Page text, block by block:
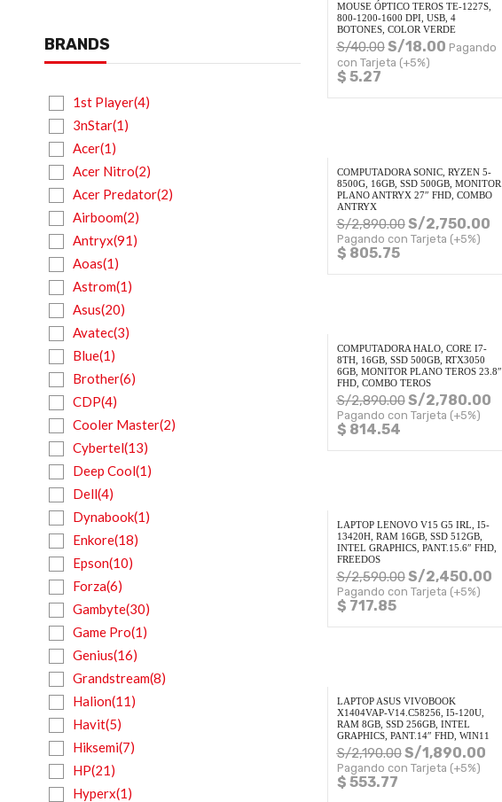
BRANDS
1st Player(4)
3nStar(1)
Acer(1)
Acer Nitro(2)
Acer Predator(2)
Airboom(2)
Antryx(91)
Aoas(1)
Astrom(1)
Asus(20)
Avatec(3)
Blue(1)
Brother(6)
CDP(4)
Cooler Master(2)
Cybertel(13)
Deep Cool(1)
Dell(4)
Dynabook(1)
Enkore(18)
Epson(10)
Forza(6)
Gambyte(30)
Game Pro(1)
Genius(16)
Grandstream(8)
Halion(11)
Havit(5)
Hiksemi(7)
HP(21)
Hyperx(1)
MOUSE ÓPTICO TEROS TE-1227S,
800-1200-1600 DPI, USB, 4
BOTONES, COLOR VERDE
S/40.00S/18.00 Pagando
con Tarjeta (+5%)
$ 5.27
COMPUTADORA SONIC, RYZEN 5-
8500G, 16GB, SSD 500GB, MONITOR
PLANO ANTRYX 27″ FHD, COMBO
ANTRYX
S/2,890.00S/2,750.00
Pagando con Tarjeta (+5%)
$ 805.75
COMPUTADORA HALO, CORE I7-
8TH, 16GB, SSD 500GB, RTX3050
6GB, MONITOR PLANO TEROS 23.8″
FHD, COMBO TEROS
S/2,890.00S/2,780.00
Pagando con Tarjeta (+5%)
$ 814.54
LAPTOP LENOVO V15 G5 IRL, I5-
13420H, RAM 16GB, SSD 512GB,
INTEL GRAPHICS, PANT.15.6″ FHD,
FREEDOS
S/2,590.00S/2,450.00
Pagando con Tarjeta (+5%)
$ 717.85
LAPTOP ASUS VIVOBOOK
X1404VAP-V14.C58256, I5-120U,
RAM 8GB, SSD 256GB, INTEL
GRAPHICS, PANT.14″ FHD, WIN11
S/2,190.00S/1,890.00
Pagando con Tarjeta (+5%)
$ 553.77